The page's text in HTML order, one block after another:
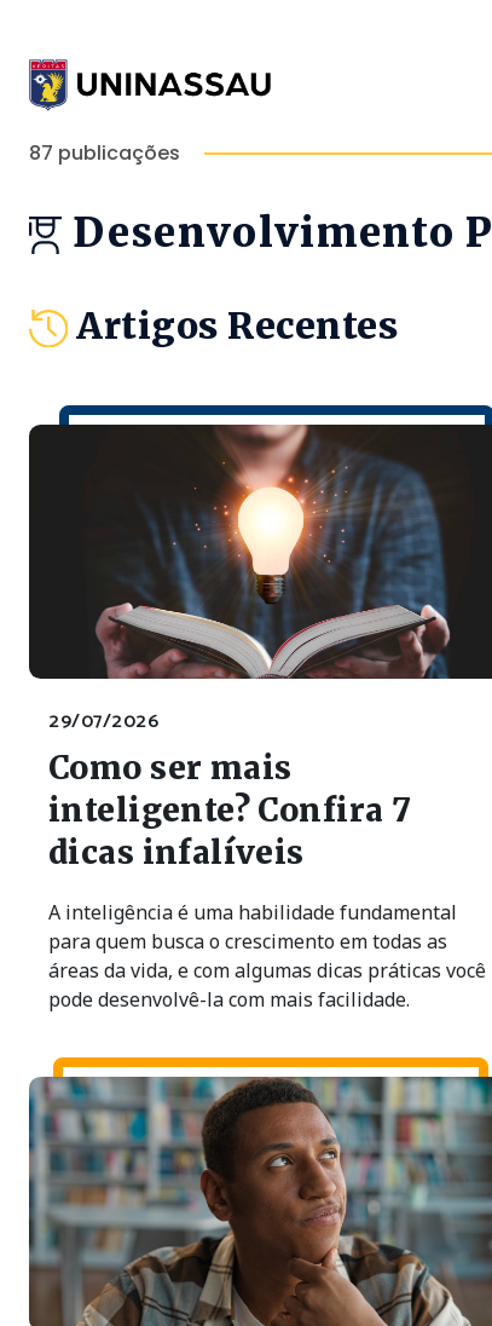
87 publicações
Desenvolvimento
Artigos Recentes
29/07/2026
Como ser mais
inteligente? Confira 7
dicas infalíveis
A inteligência é uma habilidade fundamental
para quem busca o crescimento em todas as
áreas da vida, e com algumas dicas práticas você
pode desenvolvê-la com mais facilidade.